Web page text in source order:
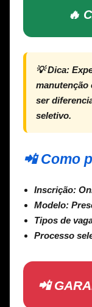
🔥
💡Dica:
manutenção
ser
seletivo.
📲 Como
Inscrição:
Modelo:
Tipos de
Processo
📲